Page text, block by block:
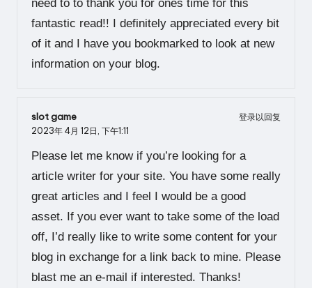
need to to thank you for ones time for this
fantastic read!! I definitely appreciated every bit
of it and I have you bookmarked to look at new
information on your blog.
slot game
登录以回复
2023年 4月 12日, 下午1:11
Please let me know if you’re looking for a
article writer for your site. You have some really
great articles and I feel I would be a good
asset. If you ever want to take some of the load
off, I’d really like to write some content for your
blog in exchange for a link back to mine. Please
blast me an e-mail if interested. Thanks!